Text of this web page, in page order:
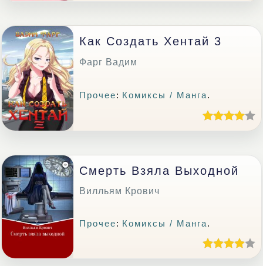
Как Создать Хентай 3
Фарг Вадим
Прочее: Комиксы / Манга.
Смерть Взяла Выходной
Вилльям Крович
Прочее: Комиксы / Манга.